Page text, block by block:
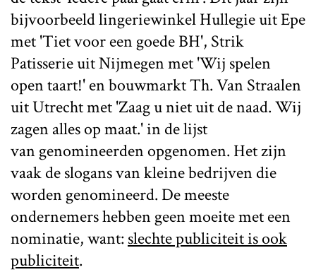
bijvoorbeeld lingeriewinkel Hullegie uit Epe
met 'Tiet voor een goede BH', Strik
Patisserie uit Nijmegen met 'Wij spelen
open taart!' en bouwmarkt Th. Van Straalen
uit Utrecht met 'Zaag u niet uit de naad. Wij
zagen alles op maat.' in de lijst
van genomineerden opgenomen. Het zijn
vaak de slogans van kleine bedrijven die
worden genomineerd. De meeste
ondernemers hebben geen moeite met een
nominatie, want: slechte publiciteit is ook
publiciteit.